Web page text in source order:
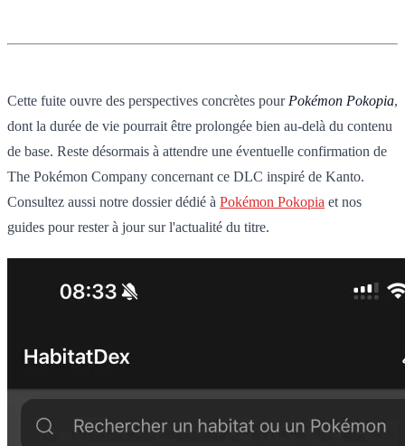
Cette fuite ouvre des perspectives concrètes pour Pokémon Pokopia,
dont la durée de vie pourrait être prolongée bien au-delà du contenu
de base. Reste désormais à attendre une éventuelle confirmation de
The Pokémon Company concernant ce DLC inspiré de Kanto.
Consultez aussi notre dossier dédié à Pokémon Pokopia et nos
guides pour rester à jour sur l'actualité du titre.